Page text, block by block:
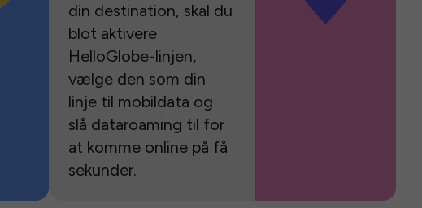
din destination, skal du
blot aktivere
HelloGlobe-linjen,
vælge den som din
linje til mobildata og
slå dataroaming til for
at komme online på få
sekunder.